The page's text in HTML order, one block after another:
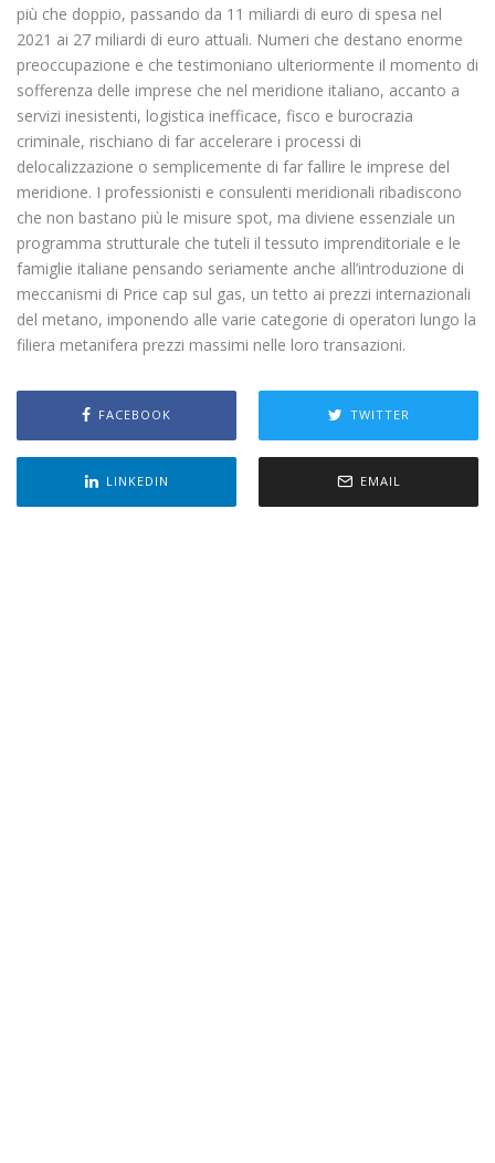
più che doppio, passando da 11 miliardi di euro di spesa nel
2021 ai 27 miliardi di euro attuali. Numeri che destano enorme
preoccupazione e che testimoniano ulteriormente il momento di
sofferenza delle imprese che nel meridione italiano, accanto a
servizi inesistenti, logistica inefficace, fisco e burocrazia
criminale, rischiano di far accelerare i processi di
delocalizzazione o semplicemente di far fallire le imprese del
meridione. I professionisti e consulenti meridionali ribadiscono
che non bastano più le misure spot, ma diviene essenziale un
programma strutturale che tuteli il tessuto imprenditoriale e le
famiglie italiane pensando seriamente anche all’introduzione di
meccanismi di Price cap sul gas, un tetto ai prezzi internazionali
del metano, imponendo alle varie categorie di operatori lungo la
filiera metanifera prezzi massimi nelle loro transazioni.
FACEBOOK TWITTER
LINKEDIN EMAIL